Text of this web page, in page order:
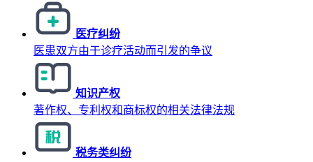
医疗纠纷
医患双方由于诊疗活动而引发的争议
知识产权
著作权、专利权和商标权的相关法律法规
税务类纠纷